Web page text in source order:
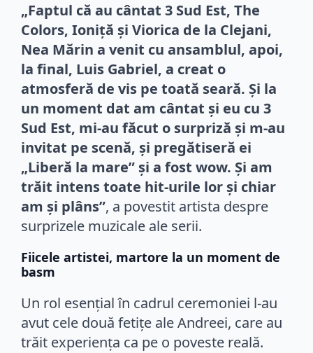
„Faptul că au cântat 3 Sud Est, The
Colors, Ioniță și Viorica de la Clejani,
Nea Mărin a venit cu ansamblul, apoi,
la final, Luis Gabriel, a creat o
atmosferă de vis pe toată seară. Și la
un moment dat am cântat și eu cu 3
Sud Est, mi-au făcut o surpriză și m-au
invitat pe scenă, și pregătiseră ei
„Liberă la mare” și a fost wow. Și am
trăit intens toate hit-urile lor și chiar
am și plâns”, a povestit artista despre
surprizele muzicale ale serii.
Fiicele artistei, martore la un moment de
basm
Un rol esențial în cadrul ceremoniei l-au
avut cele două fetițe ale Andreei, care au
trăit experiența ca pe o poveste reală.